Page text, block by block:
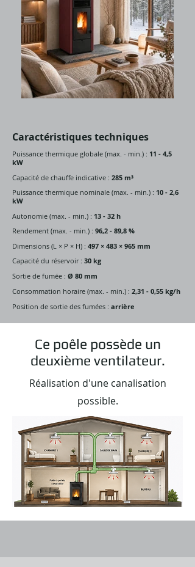
Caractéristiques techniques
Puissance thermique globale (max. - min.) : 11 - 4,5
kW
Capacité de chauffe indicative : 285 m³
Puissance thermique nominale (max. - min.) : 10 - 2,6
kW
Autonomie (max. - min.) : 13 - 32 h
Rendement (max. - min.) : 96,2 - 89,8 %
Dimensions (L × P × H) : 497 × 483 × 965 mm
Capacité du réservoir : 30 kg
Sortie de fumée : Ø 80 mm
Consommation horaire (max. - min.) : 2,31 - 0,55 kg/h
Position de sortie des fumées : arrière
Ce poêle possède un
deuxième ventilateur.
Réalisation d'une canalisation
possible.